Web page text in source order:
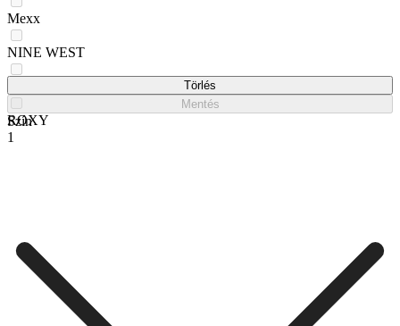
Mexx
NINE WEST
ROXY
Törlés
Mentés
Szín
1